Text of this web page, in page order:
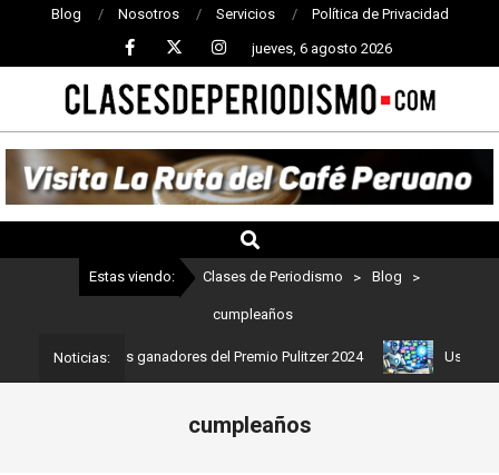
Blog Nosotros Servicios Política de Privacidad
jueves, 6 agosto 2026
CLASES
DE
PERIODISMO
Estas viendo: Clases de Periodismo > Blog >
cumpleaños
Noticias:
Estos son los ganadores del Premio Pulitzer 2024 Usuarios de
cumpleaños